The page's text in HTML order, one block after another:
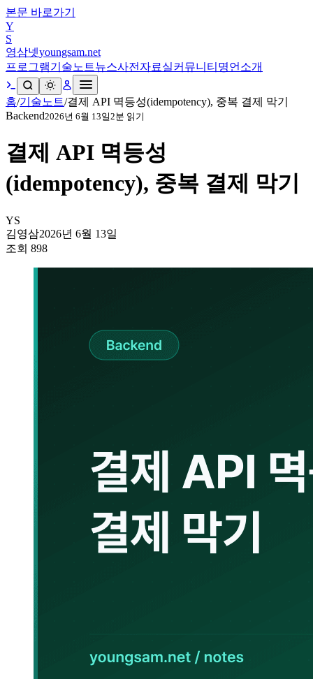
본문 바로가기
Y
S
영삼넷youngsam.net
프로그램기술노트뉴스사전 자료실커뮤니티 명언 소개
홈/기술노트/결제 API 멱등성(idempotency), 중복 결제 막기
Backend2026년 6월 13일2분 읽기
결제 API 멱등성
(idempotency), 중복 결제 막기
YS
김영삼2026년 6월 13일
조회 898